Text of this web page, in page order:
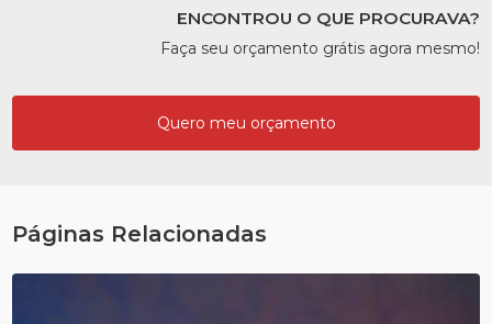
ENCONTROU O QUE PROCURAVA?
Faça seu orçamento grátis agora mesmo!
Quero meu orçamento
Páginas Relacionadas